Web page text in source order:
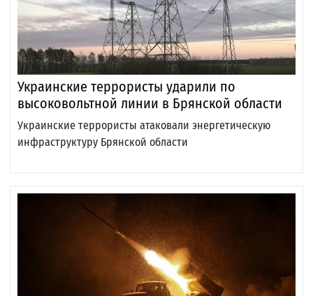
Украинские террористы ударили по
высоковольтной линии в Брянской области
Украинские террористы атаковали энергетическую
инфраструктуру Брянской области